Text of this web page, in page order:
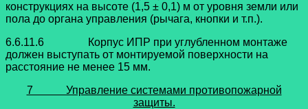
конструкциях на высоте (1,5 ± 0,1) м от уровня земли или
пола до органа управления (рычага, кнопки и т.п.).
6.6.11.6 Корпус ИПР при углубленном монтаже
должен выступать от монтируемой поверхности на
расстояние не менее 15 мм.
7 Управление системами противопожарной
защиты.